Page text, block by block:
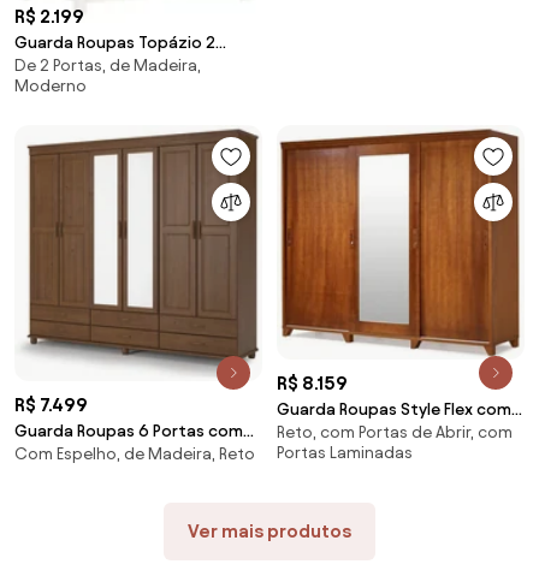
R$ 2.199
Guarda Roupas Topázio 2
Portas 1 Gaveta Finestra Móveis
De 2 Portas, de Madeira,
Moderno
R$ 7.499
Guarda Roupas 6 Portas com
Espelho Sevilha
Com Espelho, de Madeira, Reto
R$ 8.159
Guarda Roupas Style Flex com
Pés Domus Móveis -
Reto, com Portas de Abrir, com
Portas Laminadas
Ver mais produtos